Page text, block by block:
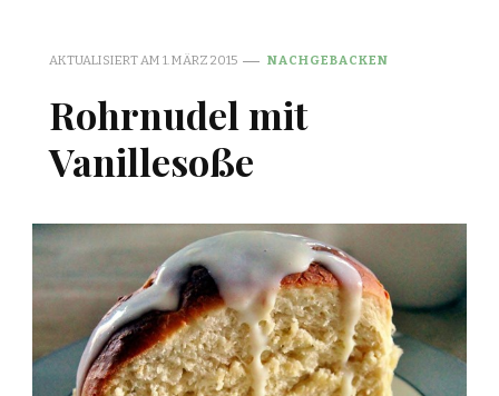
AKTUALISIERT AM 1. MÄRZ 2015 NACHGEBACKEN
Rohrnudel mit
Vanillesoße